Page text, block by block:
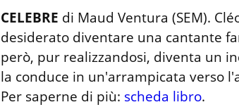
CELEBRE di Maud Ventura (SEM).
desiderato diventare una cantante
però, pur realizzandosi, diventa un
la conduce in un'arrampicata verso
Per saperne di più: scheda libro.